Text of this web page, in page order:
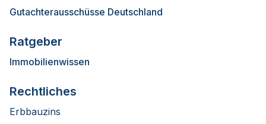
Gutachterausschüsse Deutschland
Ratgeber
Immobilienwissen
Rechtliches
Erbbauzins